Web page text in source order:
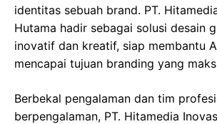
identitas sebuah brand. PT.
Hutama hadir sebagai solusi desain
inovatif dan kreatif, siap membantu
mencapai tujuan branding yang
Berbekal pengalaman dan tim
berpengalaman, PT. Hitamedia